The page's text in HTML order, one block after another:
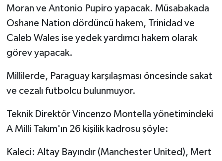
Moran ve Antonio Pupiro yapacak. Müsabakada
Oshane Nation dördüncü hakem, Trinidad ve
Caleb Wales ise yedek yardımcı hakem olarak
görev yapacak.
Millilerde, Paraguay karşılaşması öncesinde sakat
ve cezalı futbolcu bulunmuyor.
Teknik Direktör Vincenzo Montella yönetimindeki
A Milli Takım'ın 26 kişilik kadrosu şöyle:
Kaleci: Altay Bayındır (Manchester United), Mert